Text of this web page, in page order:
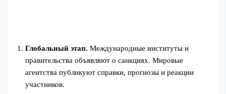
Глобальный этап. Международные институты и
правительства объявляют о санкциях. Мировые
агентства публикуют справки, прогнозы и реакции
участников.